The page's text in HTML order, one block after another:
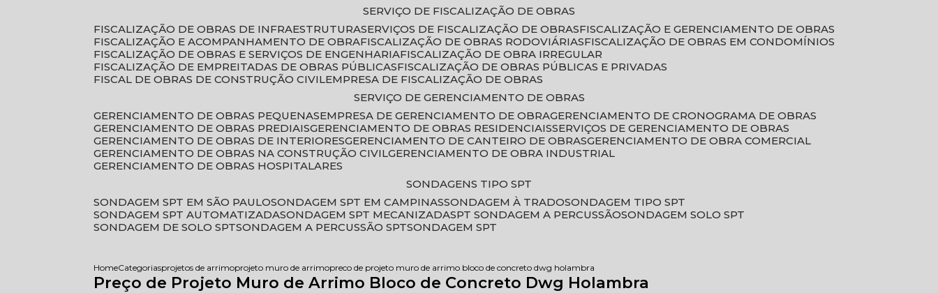
SERVIÇO DE FISCALIZAÇÃO DE OBRAS
FISCALIZAÇÃO DE OBRAS DE INFRAESTRUTURA SERVIÇOS DE FISCALIZAÇÃO DE OBRAS
FISCALIZAÇÃO E GERENCIAMENTO DE OBRAS
FISCALIZAÇÃO E ACOMPANHAMENTO DE OBRA FISCALIZAÇÃO DE OBRAS RODOVIÁRIAS
FISCALIZAÇÃO DE OBRAS EM CONDOMÍNIOS
FISCALIZAÇÃO DE OBRAS E SERVIÇOS DE ENGENHARIA FISCALIZAÇÃO DE OBRA IRREGULAR
FISCALIZAÇÃO DE EMPREITADAS DE OBRAS PÚBLICAS
FISCALIZAÇÃO DE OBRAS PÚBLICAS E PRIVADAS
FISCAL DE OBRAS DE CONSTRUÇÃO CIVIL EMPRESA DE FISCALIZAÇÃO DE OBRAS
SERVIÇO DE GERENCIAMENTO DE OBRAS
GERENCIAMENTO DE OBRAS PEQUENAS
EMPRESA DE GERENCIAMENTO DE OBRA
GERENCIAMENTO DE CRONOGRAMA DE OBRAS
GERENCIAMENTO DE OBRAS PREDIAIS
GERENCIAMENTO DE OBRAS RESIDENCIAIS SERVIÇOS DE GERENCIAMENTO DE OBRAS
GERENCIAMENTO DE OBRAS DE INTERIORES
GERENCIAMENTO DE CANTEIRO DE OBRAS
GERENCIAMENTO DE OBRA COMERCIAL
GERENCIAMENTO DE OBRAS NA CONSTRUÇÃO CIVIL
GERENCIAMENTO DE OBRA INDUSTRIAL
GERENCIAMENTO DE OBRAS HOSPITALARES
SONDAGENS TIPO SPT
SONDAGEM SPT EM SÃO PAULO SONDAGEM SPT EM CAMPINAS SONDAGEM À TRADO SONDAGEM TIPO SPT
SONDAGEM SPT AUTOMATIZADA SONDAGEM SPT MECANIZADA SPT SONDAGEM A PERCUSSÃO SONDAGEM SOLO SPT
SONDAGEM DE SOLO SPT SONDAGEM A PERCUSSÃO SPT SONDAGEM SPT
HomeCategoriasprojetos de arrimoprojeto muro de arrimopreco de projeto muro de arrimo bloco de concreto dwg holambra
Preço de Projeto Muro de Arrimo Bloco de Concreto Dwg Holambra